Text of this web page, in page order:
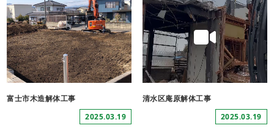
富士市木造解体工事
2025.03.19
清水区庵原解体工事
2025.03.19